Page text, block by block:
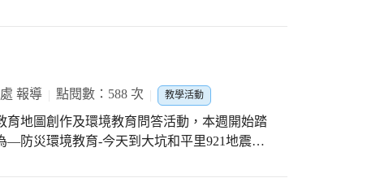
式開
，預約的班級孩子們都引頸期盼快點上學來玩
幾次溜滑梯滑水，水花噴起來很舒服、很好
躲在水池裡面射水槍，上面還有水淋下來，很
這不是玩水，這真的就是水上樂園等級！今
報導 點閱數：588 次 教學活動
育地圖創作及環境教育問答活動，本週開始踏
—防災環境教育-今天到大坑和平里921地震公